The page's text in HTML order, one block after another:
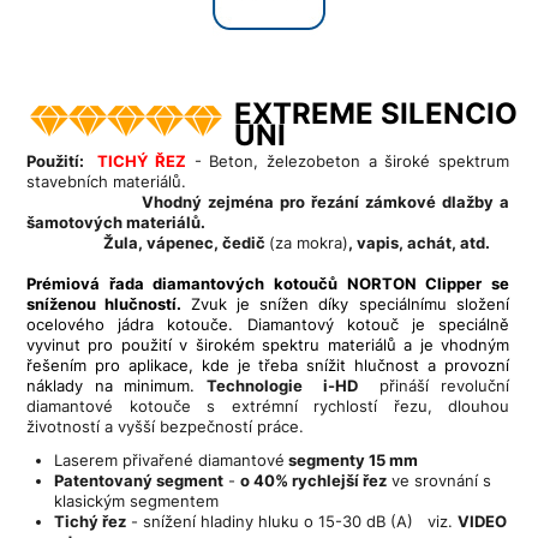
EXTREME SILENCIO
UNI
Použití:TICHÝ ŘEZ - Beton, železobeton a široké spektrum
stavebních materiálů.
Vhodný zejména pro řezání zámkové dlažby a
šamotových materiálů.
Žula, vápenec, čedič (za mokra), vapis, achát, atd.
Prémiová řada diamantových kotoučů NORTON Clipper se
sníženou hlučností. Zvuk je snížen díky speciálnímu složení
ocelového jádra kotouče. Diamantový kotouč je speciálně
vyvinut pro použití v širokém spektru materiálů a je vhodným
řešením pro aplikace, kde je třeba snížit hlučnost a provozní
náklady na minimum.
Technologie i-HD
přináší revoluční
diamantové kotouče s extrémní rychlostí řezu, dlouhou
životností a vyšší bezpečností práce.
Laserem přivařené diamantové segmenty 15 mm
Patentovaný segment - o 40% rychlejší řez ve srovnání s
klasickým segmentem
Tichý řez - snížení hladiny hluku o 15-30 dB (A) viz. VIDEO